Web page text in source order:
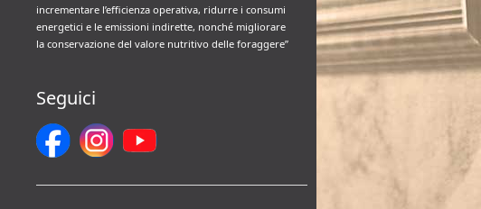
incrementare l’efficienza operativa, ridurre i consumi
energetici e le emissioni indirette, nonché migliorare
la conservazione del valore nutritivo delle foraggere”
Seguici